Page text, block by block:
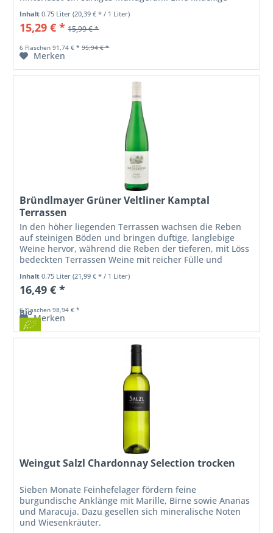
Säure im Abgang sorgt für einen...
Inhalt0.75 Liter(20,39 € * / 1 Liter)
15,29 € * 15,99 € *
6 Flaschen 91,74 € * 95,94 € *
Merken
Bio
Bründlmayer Grüner Veltliner Kamptal
Terrassen
In den höher liegenden Terrassen wachsen die Reben
auf steinigen Böden und bringen duftige, langlebige
Weine hervor, während die Reben der tieferen, mit Löss
bedeckten Terrassen Weine mit reicher Fülle und
charmanter Frucht ergeben. Hier...
Inhalt0.75 Liter(21,99 € * / 1 Liter)
16,49 € *
6 Flaschen 98,94 € *
Merken
Weingut Salzl Chardonnay Selection trocken
Sieben Monate Feinhefelager fördern feine
burgundische Anklänge mit Marille, Birne sowie Ananas
und Maracuja. Dazu gesellen sich mineralische Noten
und Wiesenkräuter.